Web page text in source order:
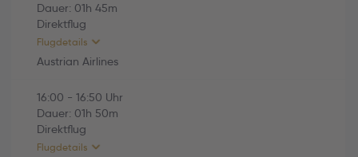
Di., 06.10.2026
16:00 Varna (VAR) -
16:50 Wien (VIE)
Economy
Dauer: 01h 45m
Direktflug
Flugdetails
Austrian Airlines
HINFLUG (Direktflug)
Austrian Airlines (OS769)
16:00 - 16:50 Uhr
Dauer: 01h 50m
Direktflug
Flugdetails